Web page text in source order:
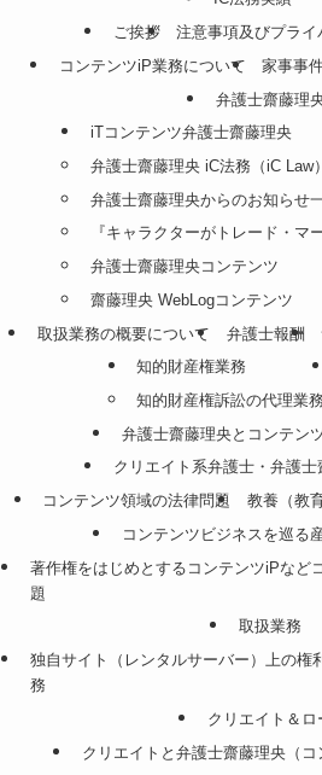
ご挨拶
注意事項及びプライ
コンテンツiP業務について
家事事
弁護士齋藤理
iTコンテンツ弁護士齋藤理央
弁護士齋藤理央 iC法務（iC Law
弁護士齋藤理央からのお知らせ
『キャラクターがトレード・マ
弁護士齋藤理央コンテンツ
齋藤理央 WebLogコンテンツ
取扱業務の概要について
弁護士報酬
知的財産権業務
知的財産権訴訟の代理業
弁護士齋藤理央とコンテン
クリエイト系弁護士・弁護
コンテンツ領域の法律問題
教養（教
コンテンツビジネスを巡る
著作権をはじめとするコンテンツiPなど
題
取扱業務
独自サイト（レンタルサーバー）上の権
務
クリエイト＆ロ
クリエイトと弁護士齋藤理央（コ